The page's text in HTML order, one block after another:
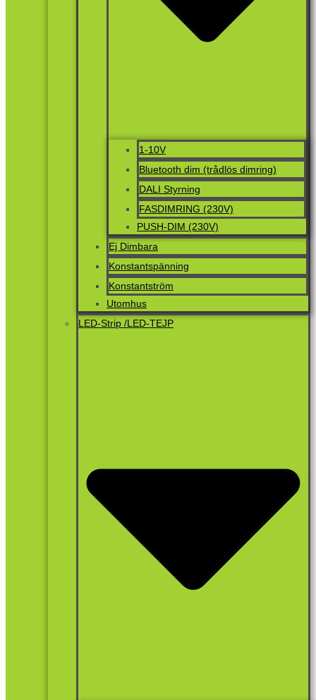
1-10V
Bluetooth dim (trådlös dimring)
DALI Styrning
FASDIMRING (230V)
PUSH-DIM (230V)
Ej Dimbara
Konstantspänning
Konstantström
Utomhus
LED-Strip /LED-TEJP